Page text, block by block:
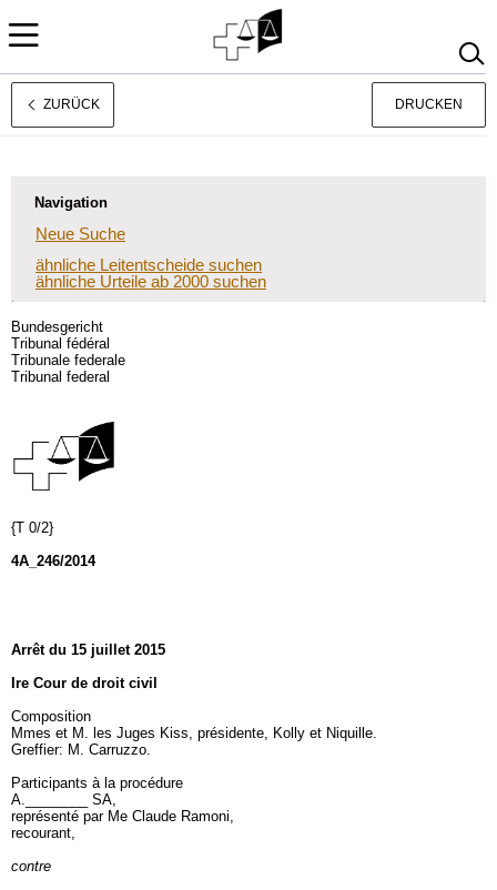
Français
ZURÜCK DRUCKEN
Navigation
Neue Suche
ähnliche Leitentscheide suchen
ähnliche Urteile ab 2000 suchen
Bundesgericht
Tribunal fédéral
Tribunale federale
Tribunal federal
{T 0/2}
4A_246/2014
Arrêt du 15 juillet 2015
Ire Cour de droit civil
Composition
Mmes et M. les Juges Kiss, présidente, Kolly et Niquille.
Greffier: M. Carruzzo.
Participants à la procédure
A.________ SA,
représenté par Me Claude Ramoni,
recourant,
contre